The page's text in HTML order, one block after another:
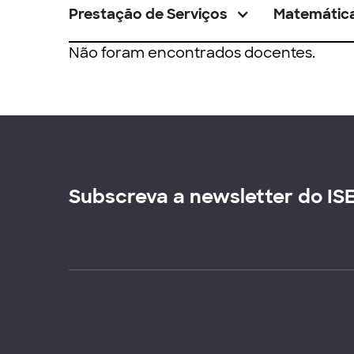
Prestação de Serviços
Não foram encontrados docentes.
Subscreva a newsletter do